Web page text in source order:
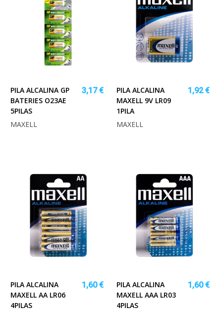
PILA ALCALINA GP
BATERIES O23AE
5PILAS
3,17 €
MAXELL
PILA ALCALINA
MAXELL 9V LR09
1PILA
1,92 €
MAXELL
PILA ALCALINA
MAXELL AA LR06
4PILAS
1,60 €
PILA ALCALINA
MAXELL AAA LR03
4PILAS
1,60 €